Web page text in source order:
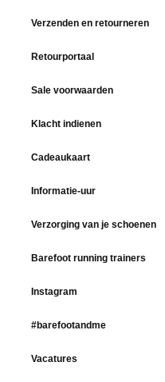
Verzenden en retourneren
Retourportaal
Sale voorwaarden
Klacht indienen
Cadeaukaart
Informatie-uur
Verzorging van je schoenen
Barefoot running trainers
Instagram
#barefootandme
Vacatures